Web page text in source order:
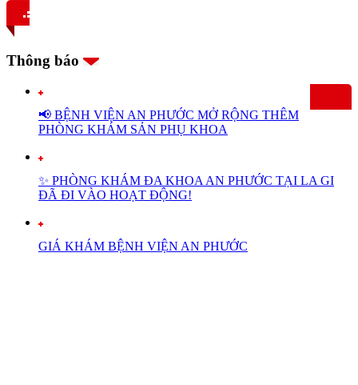
Thông báo
📢 BỆNH VIỆN AN PHƯỚC MỞ RỘNG THÊM
PHÒNG KHÁM SẢN PHỤ KHOA
✨ PHÒNG KHÁM ĐA KHOA AN PHƯỚC TẠI LA GI
ĐÃ ĐI VÀO HOẠT ĐỘNG!
GIÁ KHÁM BỆNH VIỆN AN PHƯỚC